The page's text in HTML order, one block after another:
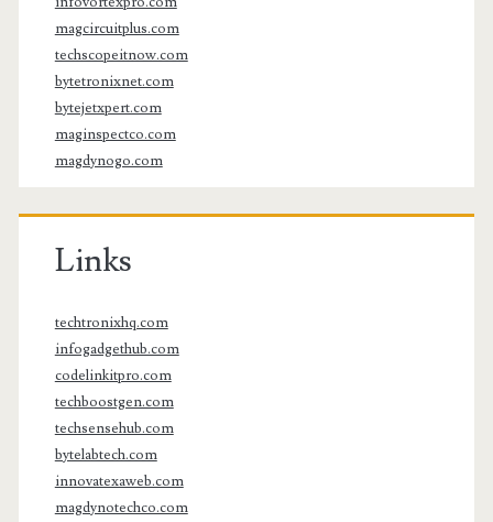
magcircuitplus.com
techscopeitnow.com
bytetronixnet.com
bytejetxpert.com
maginspectco.com
magdynogo.com
Links
techtronixhq.com
infogadgethub.com
codelinkitpro.com
techboostgen.com
techsensehub.com
bytelabtech.com
innovatexaweb.com
magdynotechco.com